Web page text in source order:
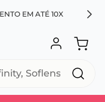
EM ATÉ 10X